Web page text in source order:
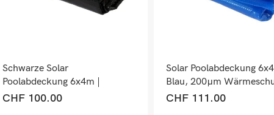
Schwarze Solar
Poolabdeckung 6x4m |
Wärmeplane 200µm
CHF100.00
Solar Poolabdeckung
Blau, 200µm
Rechteckig
CHF 111.00